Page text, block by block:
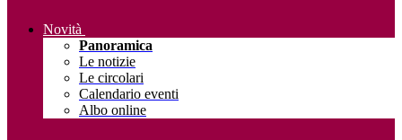
Novità
Panoramica
Le notizie
Le circolari
Calendario eventi
Albo online